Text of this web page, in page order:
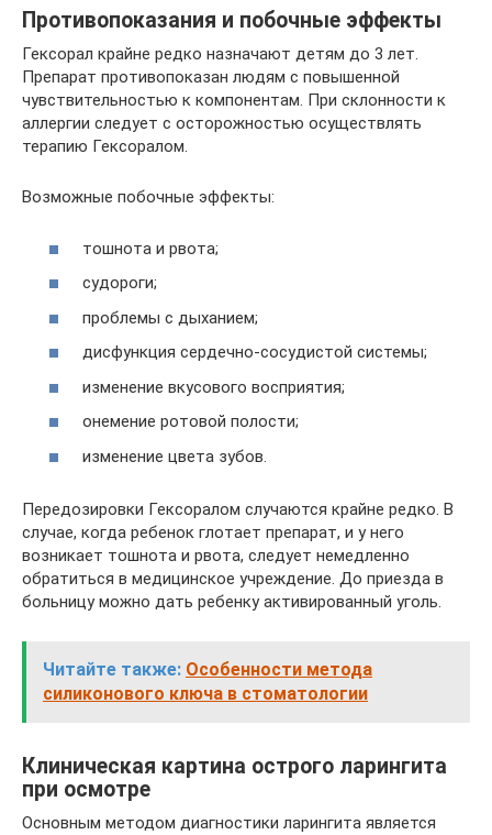
Противопоказания и побочные эффекты
Гексорал крайне редко назначают детям до 3 лет.
Препарат противопоказан людям с повышенной
чувствительностью к компонентам. При склонности к
аллергии следует с осторожностью осуществлять
терапию Гексоралом.
Возможные побочные эффекты:
тошнота и рвота;
судороги;
проблемы с дыханием;
дисфункция сердечно-сосудистой системы;
изменение вкусового восприятия;
онемение ротовой полости;
изменение цвета зубов.
Передозировки Гексоралом случаются крайне редко. В
случае, когда ребенок глотает препарат, и у него
возникает тошнота и рвота, следует немедленно
обратиться в медицинское учреждение. До приезда в
больницу можно дать ребенку активированный уголь.
Читайте также: Особенности метода
силиконового ключа в стоматологии
Клиническая картина острого ларингита
при осмотре
Основным методом диагностики ларингита является